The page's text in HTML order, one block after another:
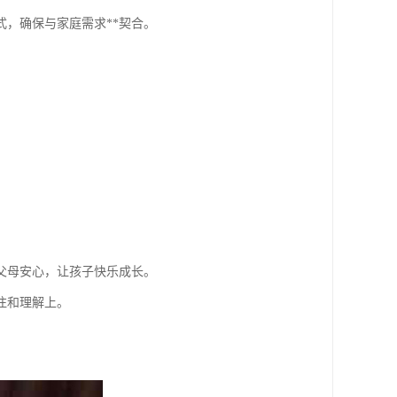
确保与家庭需求**契合。
安心，让孩子快乐成长。
理解上。